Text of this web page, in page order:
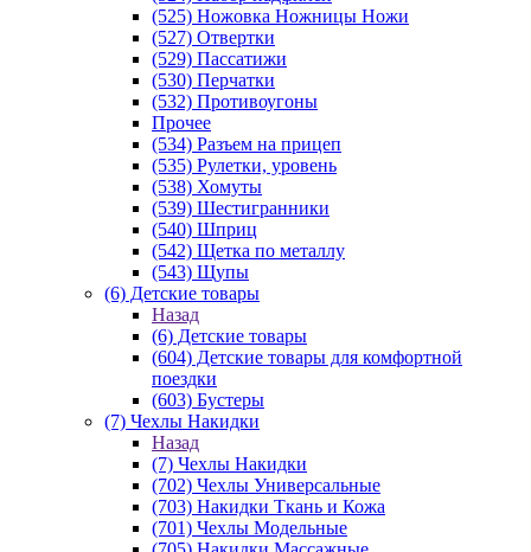
(525) Ножовка Ножницы Ножи
(527) Отвертки
(529) Пассатижи
(530) Перчатки
(532) Противоугоны
Прочее
(534) Разъем на прицеп
(535) Рулетки, уровень
(538) Хомуты
(539) Шестигранники
(540) Шприц
(542) Щетка по металлу
(543) Щупы
(6) Детские товары
Назад
(6) Детские товары
(604) Детские товары для комфортной
поездки
(603) Бустеры
(7) Чехлы Накидки
Назад
(7) Чехлы Накидки
(702) Чехлы Универсальные
(703) Накидки Ткань и Кожа
(701) Чехлы Модельные